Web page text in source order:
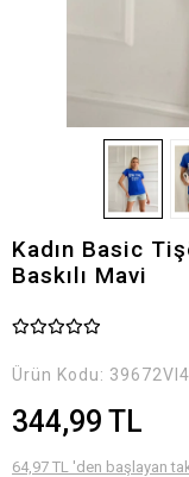
Kadın Basic
Baskılı Mavi
Ürün Kodu:
344,99 TL
64,97 TL 'den başlayan